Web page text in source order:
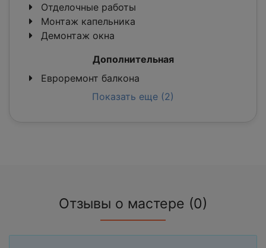
Отделочные работы
Монтаж капельника
Демонтаж окна
Дополнительная
Евроремонт балкона
Показать еще (2)
Отзывы о мастере (0)